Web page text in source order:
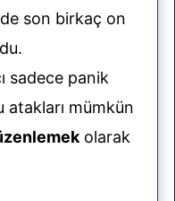
son birkaç on
sadece panik
atakları mümkün
olarak